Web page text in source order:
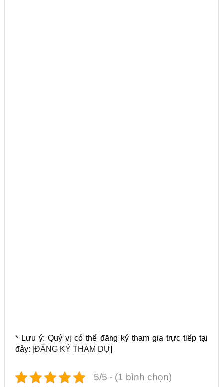
* Lưu ý: Quý vị có thể đăng ký tham gia trực tiếp tại
đây: [ĐĂNG KÝ THAM DỰ]
5/5 - (1 bình chọn)